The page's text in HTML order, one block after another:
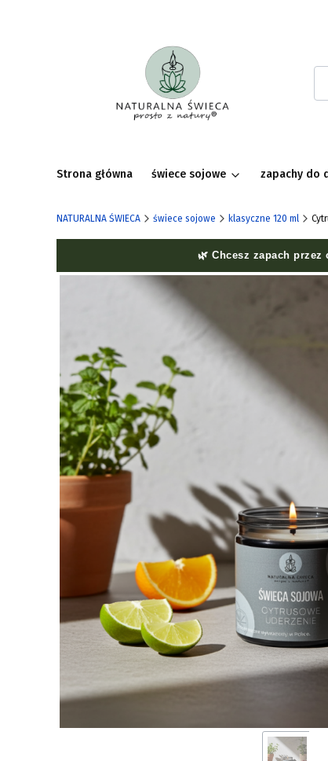
Strona główna świece sojowe zapachy do
NATURALNA ŚWIECA świece sojowe klasyczne 120 ml
🌿 Chcesz zapach